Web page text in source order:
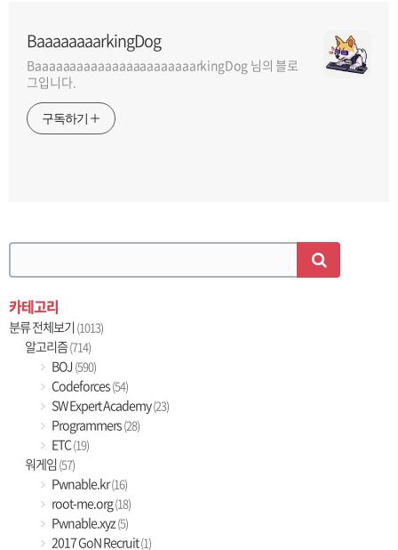
BaaaaaaaarkingDog
BaaaaaaaaaaaaaaaaaaaaaaarkingDog 님의 블로
그입니다.
구독하기
카테고리
분류 전체보기(1013)
알고리즘(714)
BOJ (590)
Codeforces(54)
SW Expert Academy(23)
Programmers(28)
ETC(19)
워게임(57)
Pwnable.kr(16)
root-me.org(18)
Pwnable.xyz(5)
2017 GoN Recruit(1)